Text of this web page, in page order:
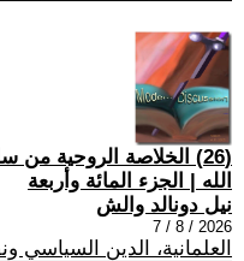
(26) الخلاصة الروحية
الله | الجزء المائة وأربعة
نيل دونالد والش
2026 / 8 / 7
العلمانية، الدين السياسي